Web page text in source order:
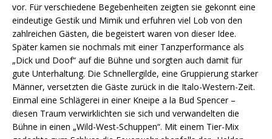
vor. Für verschiedene Begebenheiten zeigten sie gekonnt eine
eindeutige Gestik und Mimik und erfuhren viel Lob von den
zahlreichen Gästen, die begeistert waren von dieser Idee.
Später kamen sie nochmals mit einer Tanzperformance als
„Dick und Doof“ auf die Bühne und sorgten auch damit für
gute Unterhaltung. Die Schnellergilde, eine Gruppierung starker
Männer, versetzten die Gäste zurück in die Italo-Western-Zeit.
Einmal eine Schlägerei in einer Kneipe a la Bud Spencer –
diesen Traum verwirklichten sie sich und verwandelten die
Bühne in einen „Wild-West-Schuppen“. Mit einem Tier-Mix